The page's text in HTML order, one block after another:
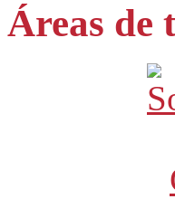
Áreas de